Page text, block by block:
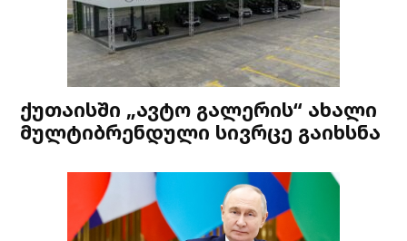
ქუთაისში „ავტო გალერის“ ახალი
მულტიბრენდული სივრცე გაიხსნა